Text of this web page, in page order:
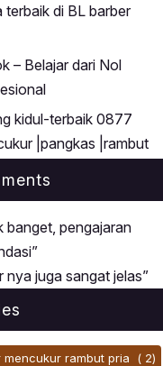
di BL barber
– Belajar dari Nol
kidul-terbaik 0877
|pangkas |rambut
banget, pengajaran
nya juga sangat jelas”
mencukur rambut pria
( 2)